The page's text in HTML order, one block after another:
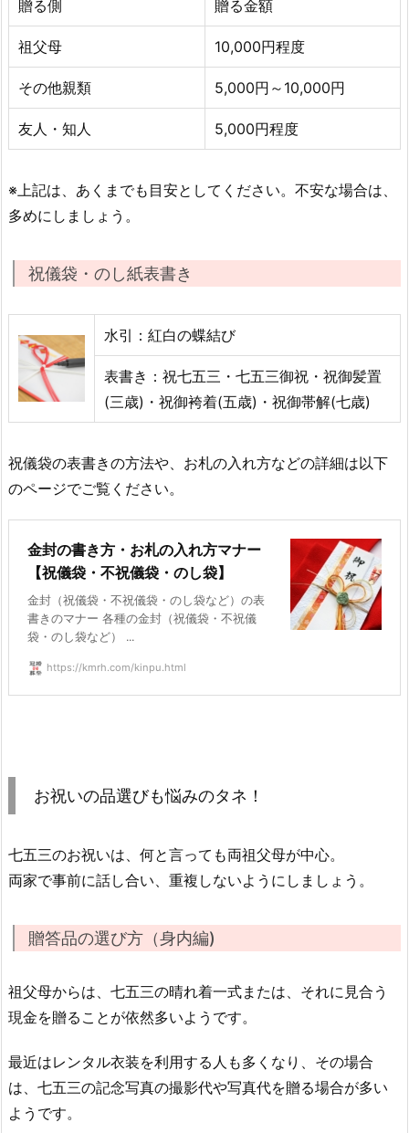
贈る側 贈る金額
祖父母 10,000円程度
その他親類 5,000円～10,000円
友人・知人 5,000円程度
※上記は、あくまでも目安としてください。不安な場合は、
多めにしましょう。
祝儀袋・のし紙表書き
水引：紅白の蝶結び
表書き：祝七五三・七五三御祝・祝御髪置
(三歳)・祝御袴着(五歳)・祝御帯解(七歳)
祝儀袋の表書きの方法や、お札の入れ方などの詳細は以下
のページでご覧ください。
金封の書き方・お札の入れ方マナー
【祝儀袋・不祝儀袋・のし袋】
金封（祝儀袋・不祝儀袋・のし袋など）の表
書きのマナー 各種の金封（祝儀袋・不祝儀
袋・のし袋など） ...
https://kmrh.com/kinpu.html
お祝いの品選びも悩みのタネ！
七五三のお祝いは、何と言っても両祖父母が中心。
両家で事前に話し合い、重複しないようにしましょう。
贈答品の選び方（身内編)
祖父母からは、七五三の晴れ着一式または、それに見合う
現金を贈ることが依然多いようです。
最近はレンタル衣装を利用する人も多くなり、その場合
は、七五三の記念写真の撮影代や写真代を贈る場合が多い
ようです。